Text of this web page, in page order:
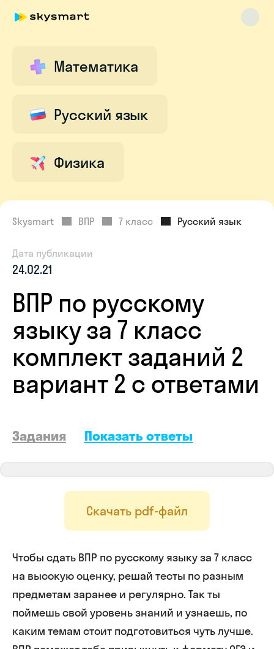
Математика
Русский язык
Физика
Skysmart ВПР 7 класс Русский язык
Дата публикации
24.02.21
ВПР по русскому
языку за 7 класс
комплект заданий 2
вариант 2 с ответами
Задания Показать ответы
Скачать pdf-файл
Чтобы сдать ВПР по русскому языку за 7 класс
на высокую оценку, решай тесты по разным
предметам заранее и регулярно. Так ты
поймешь свой уровень знаний и узнаешь, по
каким темам стоит подготовиться чуть лучше.
Skysmart Chat
online